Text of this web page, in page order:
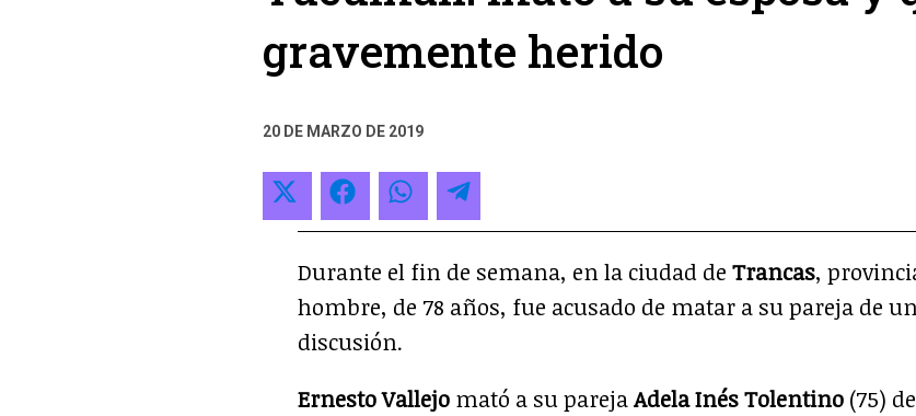
gravemente herido
20 DE MARZO DE 2019
Compartir
en
X
(Twitter)
Compartir
en
Facebook
Compartir
en
WhatsApp
en
Telegram
Durante el fin de semana, en la ciudad de Trancas,
hombre, de 78 años, fue acusado de matar a su pareja de
discusión.
Ernesto Vallejo mató a su parejaAdela Inés Tolentino (75)